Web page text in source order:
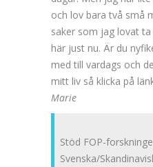
och lov bara två små
saker som jag lovat
här just nu. Är du
med till vardags och
mitt liv så klicka på
Marie
Stöd FOP-
Svenska/